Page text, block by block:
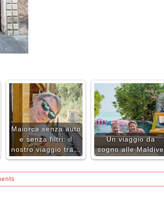
Maiorca senza auto
e senza filtri: il
nostro viaggio tra…
Un viaggio da
sogno alle Maldive